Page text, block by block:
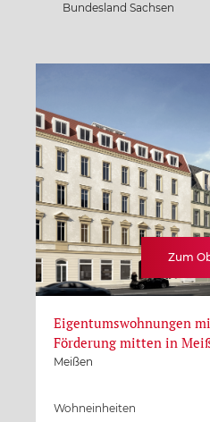
Schleswig Holstein
Thüringen
Bundesland Sachsen
Zum
Eigentumswohnungen
Förderung mitten in
Meißen
Wohneinheiten